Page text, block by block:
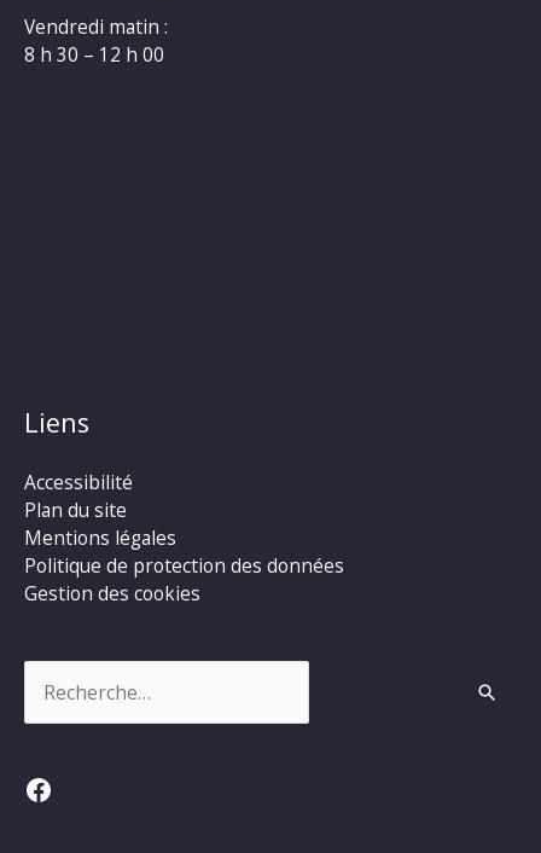
Vendredi matin :
8 h 30 – 12 h 00
Liens
Accessibilité
Plan du site
Mentions légales
Politique de protection des données
Gestion des cookies
Facebook